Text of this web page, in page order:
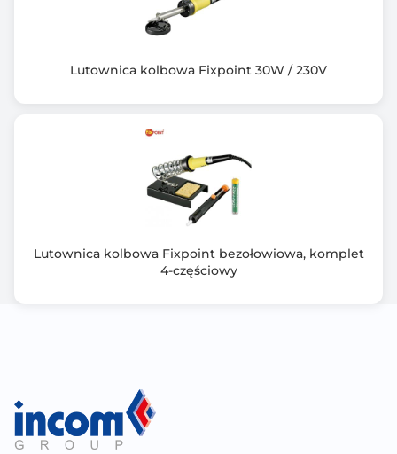
Lutownica kolbowa Fixpoint 30W / 230V
Lutownica kolbowa Fixpoint bezołowiowa, komplet
4-częściowy